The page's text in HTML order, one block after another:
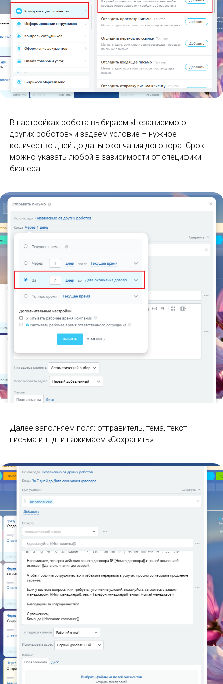
В настройках робота выбираем «Независимо от
других роботов» и задаем условие – нужное
количество дней до даты окончания договора. Срок
можно указать любой в зависимости от специфики
бизнеса.
Далее заполняем поля: отправитель, тема, текст
письма и т. д. и нажимаем «Сохранить».